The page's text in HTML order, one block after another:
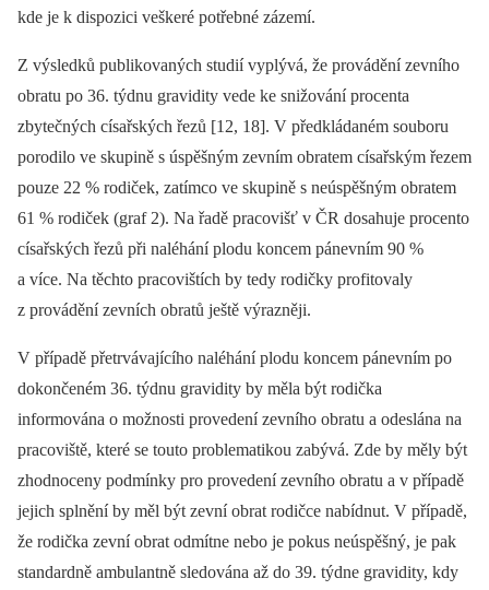
kde je k dispozici veškeré potřebné zázemí.
Z výsledků publikovaných studií vyplývá, že provádění zevního
obratu po 36. týdnu gravidity vede ke snižování procenta
zbytečných císařských řezů [12, 18]. V předkládaném souboru
porodilo ve skupině s úspěšným zevním obratem císařským řezem
pouze 22 % rodiček, zatímco ve skupině s neúspěšným obratem
61 % rodiček (graf 2). Na řadě pracovišť v ČR dosahuje procento
císařských řezů při naléhání plodu koncem pánevním 90 %
a více. Na těchto pracovištích by tedy rodičky profitovaly
z provádění zevních obratů ještě výrazněji.
V případě přetrvávajícího naléhání plodu koncem pánevním po
dokončeném 36. týdnu gravidity by měla být rodička
informována o možnosti provedení zevního obratu a odeslána na
pracoviště, které se touto problematikou zabývá. Zde by měly být
zhodnoceny podmínky pro provedení zevního obratu a v případě
jejich splnění by měl být zevní obrat rodičce nabídnut. V případě,
že rodička zevní obrat odmítne nebo je pokus neúspěšný, je pak
standardně ambulantně sledována až do 39. týdne gravidity, kdy